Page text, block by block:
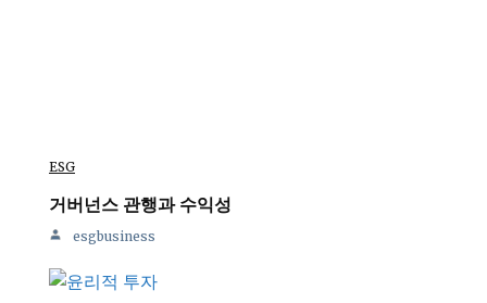
ESG
거버넌스 관행과 수익성
esgbusiness